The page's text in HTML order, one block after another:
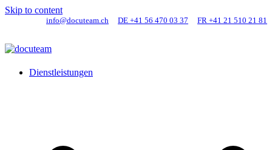
Skip to content
info@docuteam.ch DE +41 56 470 03 37 FR +41 21 510 21 81
Dienstleistungen